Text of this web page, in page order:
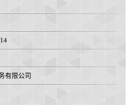
有限公司